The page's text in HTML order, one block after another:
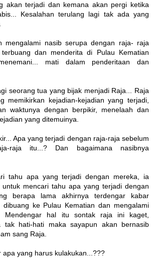
akan terjadi dan kemana akan pergi ketika
Kesalahan terulang lagi tak ada yang
nasib serupa dengan raja- raja
dan menderita di Pulau Kematian
mati dalam penderitaan dan
seorang tua yang bijak menjadi Raja... Raja
memikirkan kejadian-kejadian yang terjadi,
waktunya dengan berpikir, menelaah dan
yang ditemuinya.
Apa yang terjadi dengan raja-raja sebelum
raja itu...? Dan bagaimana nasibnya
apa yang terjadi dengan mereka, ia
mencari tahu apa yang terjadi dengan
berapa lama akhirnya terdengar kabar
dibuang ke Pulau Kematian dan mengalami
Mendengar hal itu sontak raja ini kaget,
tak hati-hati maka sayapun akan bernasib
sang Raja.
yang harus kulakukan...???